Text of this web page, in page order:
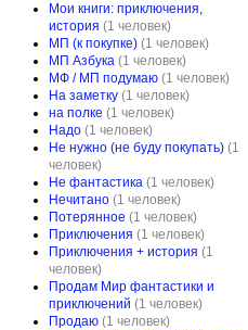
Мои книги: приключения,
история (1 человек)
МП (к покупке) (1 человек)
МП Азбука (1 человек)
МФ / МП подумаю (1 человек)
На заметку (1 человек)
на полке (1 человек)
Надо (1 человек)
Не нужно (не буду покупать) (1
человек)
Не фантастика (1 человек)
Нечитано (1 человек)
Потерянное (1 человек)
Приключения (1 человек)
Приключения + история (1
человек)
Продам Мир фантастики и
приключений (1 человек)
Продаю (1 человек)